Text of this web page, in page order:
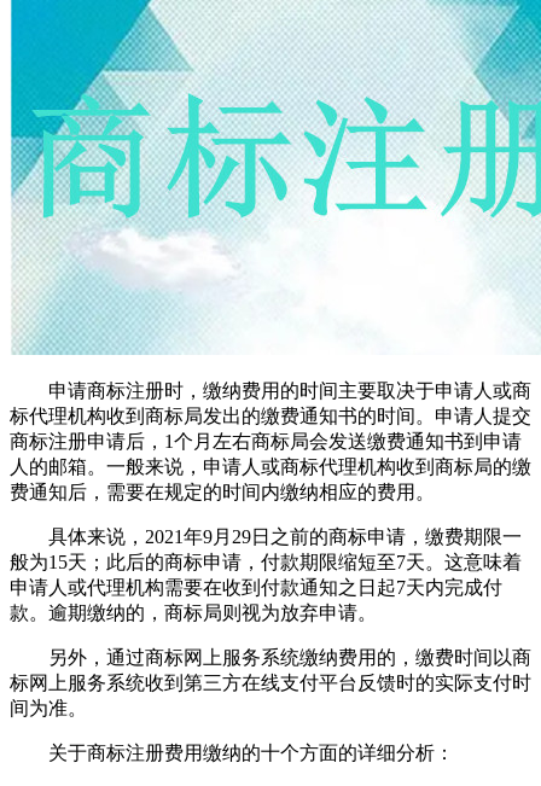
申请商标注册时，缴纳费用的时间主要取决于申请人或商
标代理机构收到商标局发出的缴费通知书的时间。申请人提交
商标注册申请后，1个月左右商标局会发送缴费通知书到申请
人的邮箱。一般来说，申请人或商标代理机构收到商标局的缴
费通知后，需要在规定的时间内缴纳相应的费用。
具体来说，2021年9月29日之前的商标申请，缴费期限一
般为15天；此后的商标申请，付款期限缩短至7天。这意味着
申请人或代理机构需要在收到付款通知之日起7天内完成付
款。逾期缴纳的，商标局则视为放弃申请。
另外，通过商标网上服务系统缴纳费用的，缴费时间以商
标网上服务系统收到第三方在线支付平台反馈时的实际支付时
间为准。
关于商标注册费用缴纳的十个方面的详细分析：